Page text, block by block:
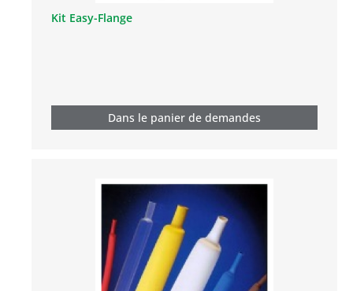
Kit Easy-Flange
Dans le panier de demandes